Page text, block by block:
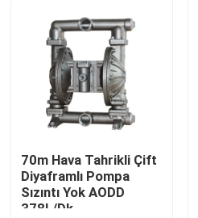
70m Hava Tahrikli Çift
Diyaframlı Pompa
Sızıntı Yok AODD
378L/Dk